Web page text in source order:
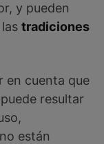
y pueden
tradiciones
en cuenta que
resultar
están